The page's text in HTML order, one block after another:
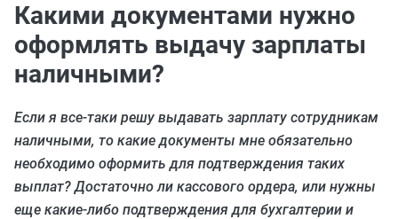
Какими документами нужно
оформлять выдачу зарплаты
наличными?
Если я все-таки решу выдавать зарплату сотрудникам
наличными, то какие документы мне обязательно
необходимо оформить для подтверждения таких
выплат? Достаточно ли кассового ордера, или нужны
еще какие-либо подтверждения для бухгалтерии и